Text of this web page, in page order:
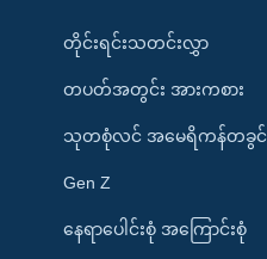
တိုင်းရင်းသတင်းလွှာ
တပတ်အတွင်း အားကစား
သုတစုံလင် အမေရိကန်တခွင်
Gen Z
နေရာပေါင်းစုံ အကြောင်းစုံ